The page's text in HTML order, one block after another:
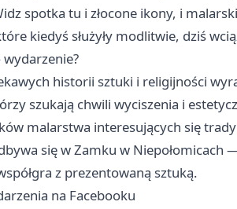
spotka tu i złocone ikony, i
kiedyś służyły modlitwie, dziś
historii sztuki i religijności
szukają chwili wyciszenia i
malarstwa interesujących się
się w Zamku w
z prezentowaną sztuką.
na Facebooku